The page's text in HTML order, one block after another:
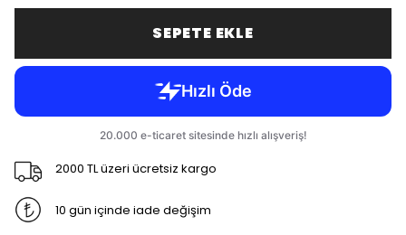
SEPETE EKLE
2000 TL üzeri ücretsiz kargo
10 gün içinde iade değişim